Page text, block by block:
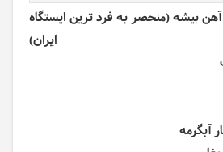
آهن بیشه (منحصر به فرد ترین ایستگاه
ایران)
آبگرمه